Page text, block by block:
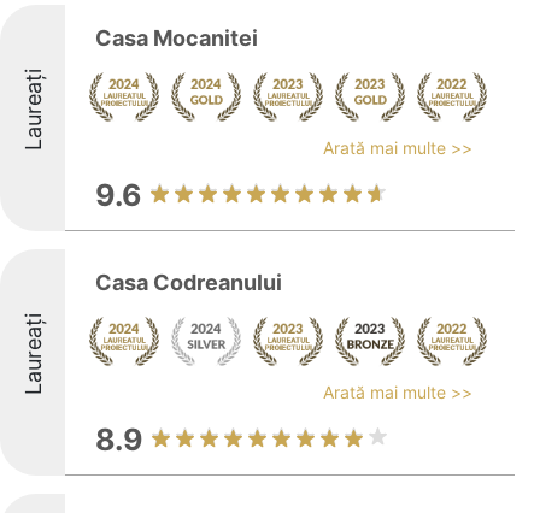
Laureați
Casa Mocanitei
Arată mai multe >>
9.6
Laureați
Casa Codreanului
Arată mai multe >>
8.9